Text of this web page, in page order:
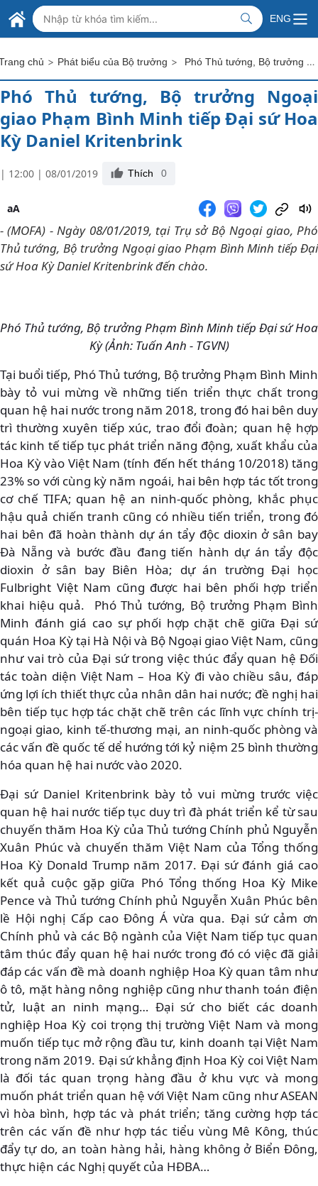
Skip to Main Content
BỘ NGOẠI GIAO VIỆT NAM
MINISTRY OF FOREIGN AFFAIRS
ENG
chủ > Phát biểu của Bộ trưởng > Phó Thủ tướng, Bộ trưởng Ngoại giao Phạm Bình Minh tiếp Đại sứ Hoa Kỳ Daniel Kritenbrink
Phó Thủ tướng, Bộ trưởng Ngoại
giao Phạm Bình Minh tiếp Đại sứ Hoa
Kỳ Daniel Kritenbrink
| 12:00 | 08/01/2019 Thích 0
aA
- (MOFA) - Ngày 08/01/2019, tại Trụ sở Bộ Ngoại giao, Phó
Thủ tướng, Bộ trưởng Ngoại giao Phạm Bình Minh tiếp Đại
sứ Hoa Kỳ Daniel Kritenbrink đến chào.
Phó Thủ tướng, Bộ trưởng Phạm Bình Minh tiếp Đại sứ Hoa
Kỳ (Ảnh: Tuấn Anh - TGVN)
Tại buổi tiếp, Phó Thủ tướng, Bộ trưởng Phạm Bình Minh
bày tỏ vui mừng về những tiến triển thực chất trong
quan hệ hai nước trong năm 2018, trong đó hai bên duy
trì thường xuyên tiếp xúc, trao đổi đoàn; quan hệ hợp
tác kinh tế tiếp tục phát triển năng động, xuất khẩu của
Hoa Kỳ vào Việt Nam (tính đến hết tháng 10/2018) tăng
23% so với cùng kỳ năm ngoái, hai bên hợp tác tốt trong
cơ chế TIFA; quan hệ an ninh-quốc phòng, khắc phục
hậu quả chiến tranh cũng có nhiều tiến triển, trong đó
hai bên đã hoàn thành dự án tẩy độc dioxin ở sân bay
Đà Nẵng và bước đầu đang tiến hành dự án tẩy độc
dioxin ở sân bay Biên Hòa; dự án trường Đại học
Fulbright Việt Nam cũng được hai bên phối hợp triển
khai hiệu quả. Phó Thủ tướng, Bộ trưởng Phạm Bình
Minh đánh giá cao sự phối hợp chặt chẽ giữa Đại sứ
quán Hoa Kỳ tại Hà Nội và Bộ Ngoại giao Việt Nam, cũng
như vai trò của Đại sứ trong việc thúc đẩy quan hệ Đối
tác toàn diện Việt Nam – Hoa Kỳ đi vào chiều sâu, đáp
ứng lợi ích thiết thực của nhân dân hai nước; đề nghị hai
bên tiếp tục hợp tác chặt chẽ trên các lĩnh vực chính trị-
ngoại giao, kinh tế-thương mại, an ninh-quốc phòng và
các vấn đề quốc tế dể hướng tới kỷ niệm 25 bình thường
hóa quan hệ hai nước vào 2020.
Đại sứ Daniel Kritenbrink bày tỏ vui mừng trước việc
quan hệ hai nước tiếp tục duy trì đà phát triển kể từ sau
chuyến thăm Hoa Kỳ của Thủ tướng Chính phủ Nguyễn
Xuân Phúc và chuyến thăm Việt Nam của Tổng thống
Hoa Kỳ Donald Trump năm 2017. Đại sứ đánh giá cao
kết quả cuộc gặp giữa Phó Tổng thống Hoa Kỳ Mike
Pence và Thủ tướng Chính phủ Nguyễn Xuân Phúc bên
lề Hội nghị Cấp cao Đông Á vừa qua. Đại sứ cảm ơn
Chính phủ và các Bộ ngành của Việt Nam tiếp tục quan
tâm thúc đẩy quan hệ hai nước trong đó có việc đã giải
đáp các vấn đề mà doanh nghiệp Hoa Kỳ quan tâm như
ô tô, mặt hàng nông nghiệp cũng như thanh toán điện
tử, luật an ninh mạng… Đại sứ cho biết các doanh
nghiệp Hoa Kỳ coi trọng thị trường Việt Nam và mong
muốn tiếp tục mở rộng đầu tư, kinh doanh tại Việt Nam
trong năm 2019. Đại sứ khẳng định Hoa Kỳ coi Việt Nam
là đối tác quan trọng hàng đầu ở khu vực và mong
muốn phát triển quan hệ với Việt Nam cũng như ASEAN
vì hòa bình, hợp tác và phát triển; tăng cường hợp tác
trên các vấn đề như hợp tác tiểu vùng Mê Kông, thúc
đẩy tự do, an toàn hàng hải, hàng không ở Biển Đông,
thực hiện các Nghị quyết của HĐBA…